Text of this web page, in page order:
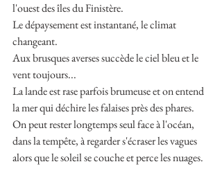
l'ouest des îles du Finistère.
Le dépaysement est instantané, le climat
changeant.
Aux brusques averses succède le ciel bleu et le
vent toujours...
La lande est rase parfois brumeuse et on entend
la mer qui déchire les falaises près des phares.
On peut rester longtemps seul face à l'océan,
dans la tempête, à regarder s'écraser les vagues
alors que le soleil se couche et perce les nuages.